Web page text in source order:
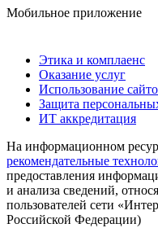
Мобильное приложение
Этика и комплаенс
Оказание услуг
Использование
Защита
ИТ аккредитация
На информационном
рекомендательные
предоставления
и анализа сведений,
пользователей сети
Российской Федерации)